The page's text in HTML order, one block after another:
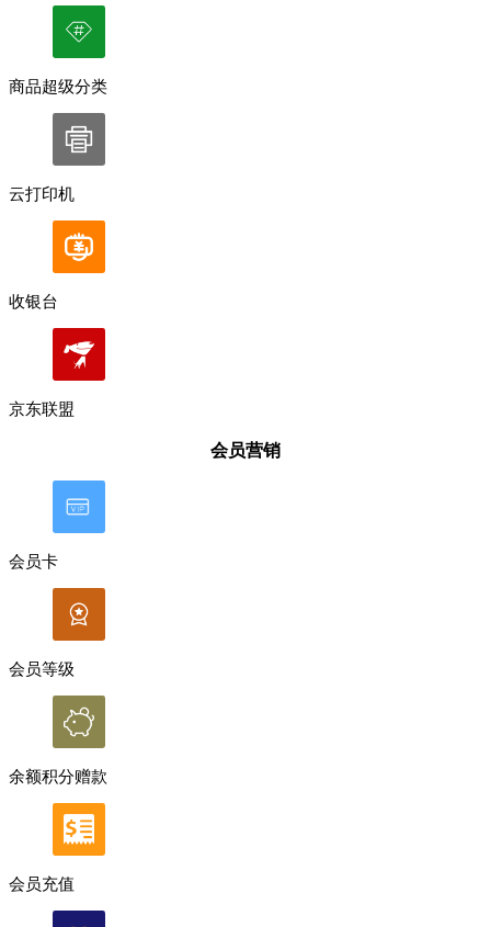
商品超级分类
云打印机
收银台
京东联盟
会员营销
会员卡
会员等级
余额积分赠款
会员充值